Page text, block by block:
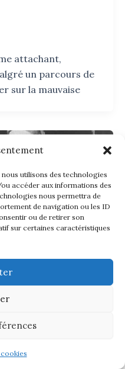
utilisons des technologies
accéder aux informations des
nous permettra de
de navigation ou les ID
ou de retirer son
sur certaines caractéristiques
attachant,
un parcours de
sur la mauvaise